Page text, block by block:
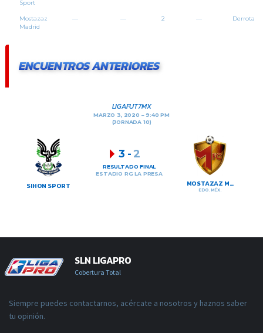
Sport
Mostazaz
Madrid
— — 2 — Derrota
ENCUENTROS ANTERIORES
LIGAFUT7MX
MARZO 3, 2020
9:40 PM
(JORNADA 10)
SIHON SPORT MOSTAZAZ MADRID
EDO. MÉX.
3 -2
RESULTADO FINAL
ESTADIO RG LA PRESA
SLN LIGAPRO
Cobertura Total
Siempre puedes contactarnos, acércate a nosotros y haznos saber
tu opinión.